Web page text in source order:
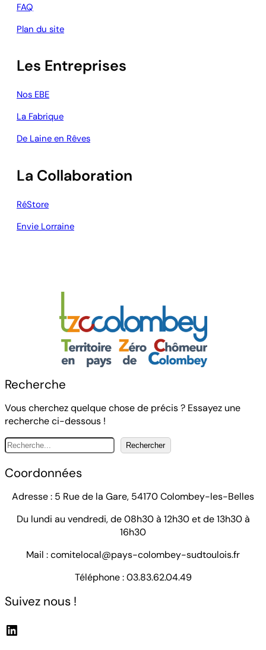
FAQ
Plan du site
Les Entreprises
Nos EBE
La Fabrique
De Laine en Rêves
La Collaboration
RéStore
Envie Lorraine
Recherche
Vous cherchez quelque chose de précis ? Essayez une
recherche ci-dessous !
S
e
c
Rechercher
Coordonnées
Adresse : 5 Rue de la Gare, 54170 Colombey-les-Belles
Du lundi au vendredi, de 08h30 à 12h30 et de 13h30 à
16h30
Mail : comitelocal@pays-colombey-sudtoulois.fr
Téléphone : 03.83.62.04.49
Suivez nous !
LinkedIn